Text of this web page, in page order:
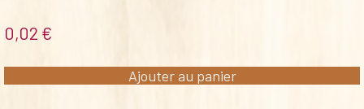
0,02 €
Ajouter au panier